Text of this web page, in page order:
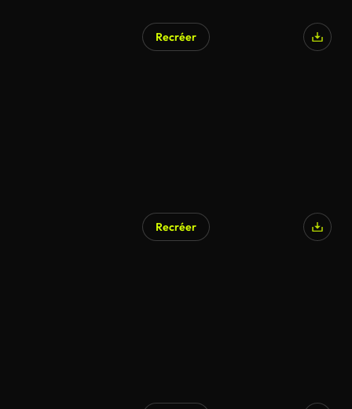
Recréer
Recréer